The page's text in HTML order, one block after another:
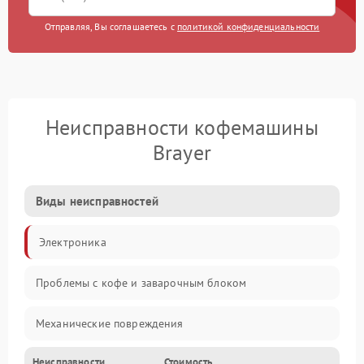
Отправляя, Вы соглашаетесь с политикой конфиденциальности
Неисправности кофемашины
Brayer
Виды неисправностей
Электроника
Проблемы с кофе и заварочным блоком
Механические повреждения